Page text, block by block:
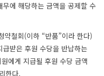
에 해당하는 금액을 공제할 수
약철회(이하 “반품”이라 한다)
받은 후원 수당을 반납하는
에게 지급될 후원 수당 금액
한다.